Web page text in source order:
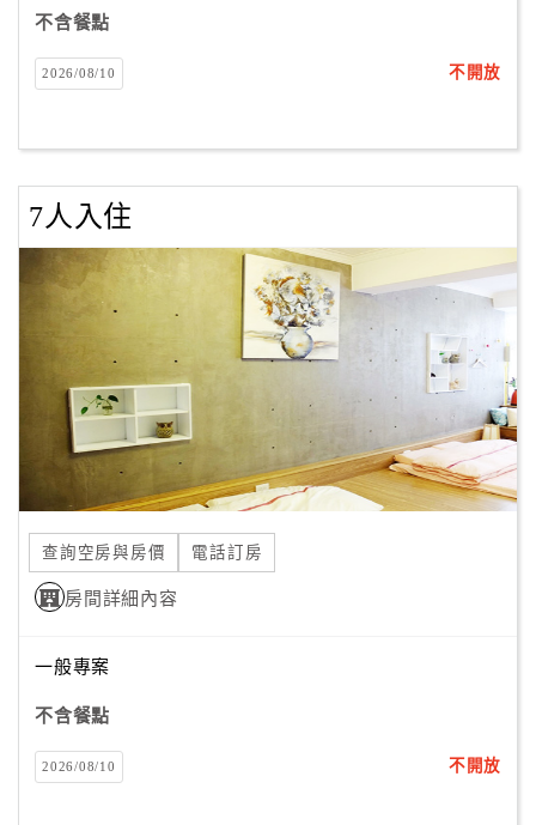
不含餐點
2026/08/10 不開放
7人入住
查詢空房與房價 電話訂房
房間詳細內容
一般專案
不含餐點
2026/08/10 不開放